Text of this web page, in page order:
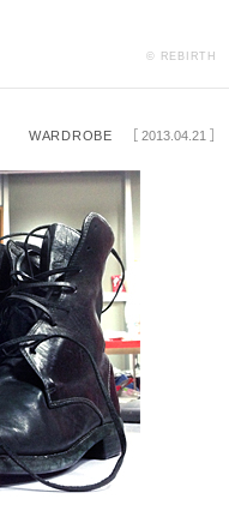
© REBIRTH
［ 2013.04.21 ］
WARDROBE